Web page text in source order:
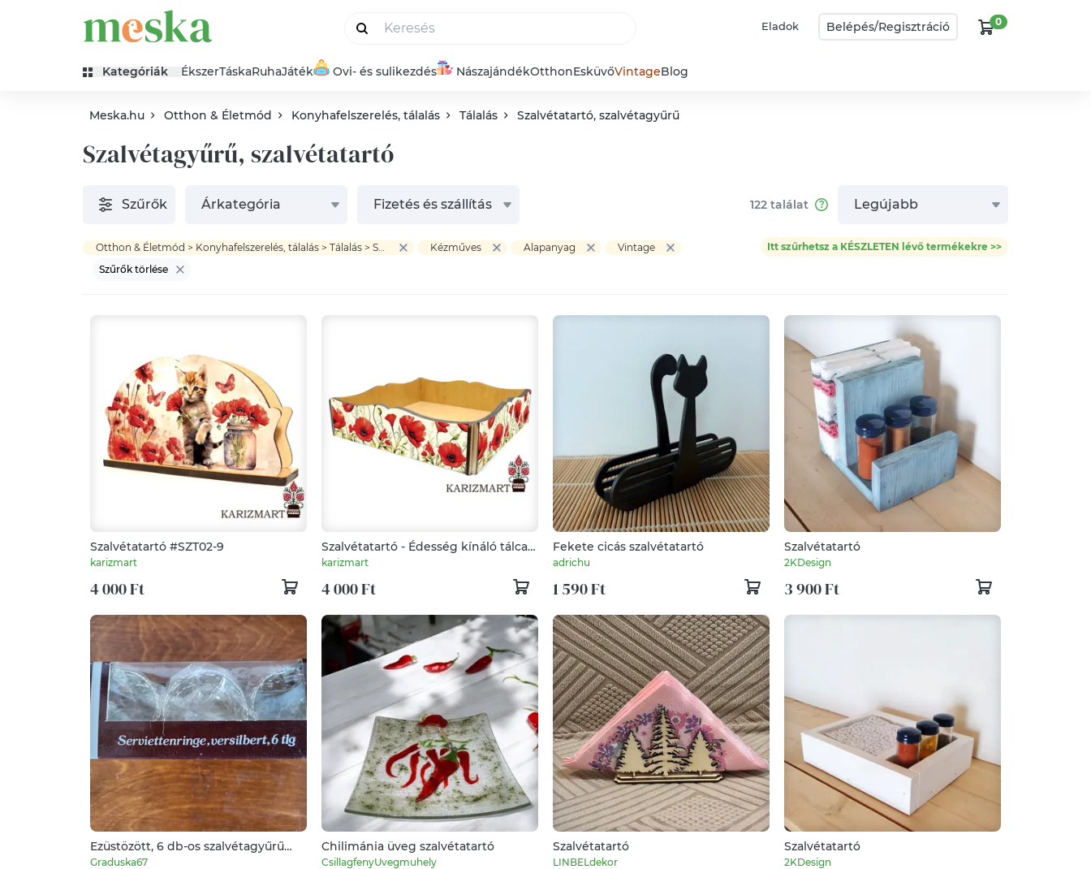
Eladok Belépés/Regisztráció 0
Kategóriák ÉkszerTáskaRuhaJáték Ovi- és sulikezdés NászajándékOtthonEsküvőVintageBlog
Meska.hu Otthon & Életmód Konyhafelszerelés, tálalás Tálalás Szalvétatartó, szalvétagyűrű
Szalvétagyűrű, szalvétatartó
Szűrők Árkategória Fizetés és szállítás 122 találat Legújabb
Otthon & Életmód > Konyhafelszerelés, tálalás > Tálalás > Szalvétatartó, szalvétagyűrű Kézműves Alapanyag Vintage
Itt szűrhetsz a KÉSZLETEN lévő termékekre >>
Szűrők törlése
Szalvétatartó #SZT02-9
karizmart
4 000 Ft
Szalvétatartó - Édesség kínáló tálca
#SZT01-3
karizmart
4 000 Ft
Fekete cicás szalvétatartó
adrichu
1 590 Ft
Szalvétatartó
2KDesign
3 900 Ft
Ezüstözött, 6 db-os szalvétagyűrű
szett
Graduska67
Chilimánia üveg szalvétatartó
CsillagfenyUvegmuhely
Szalvétatartó
LINBELdekor
Szalvétatartó
2KDesign